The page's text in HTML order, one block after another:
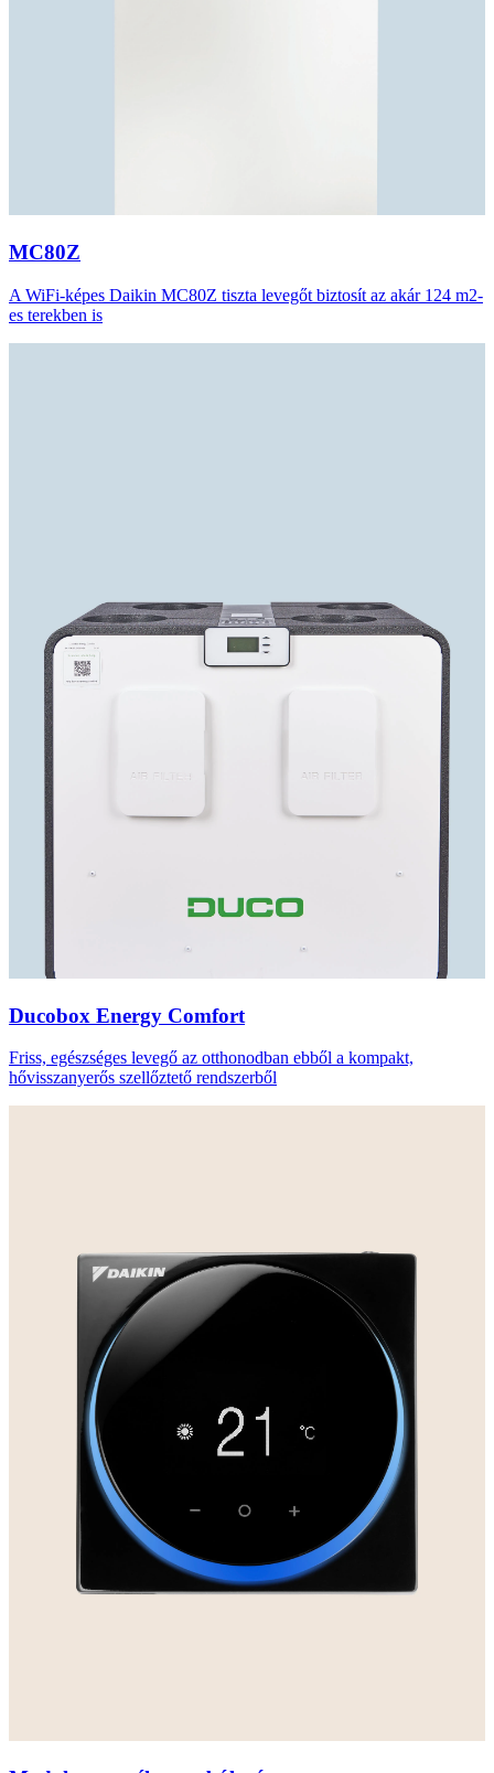
MC80Z
A WiFi-képes Daikin MC80Z tiszta levegőt biztosít az akár 124 m2-
es terekben is
Ducobox Energy Comfort
Friss, egészséges levegő az otthonodban ebből a kompakt,
hővisszanyerős szellőztető rendszerből